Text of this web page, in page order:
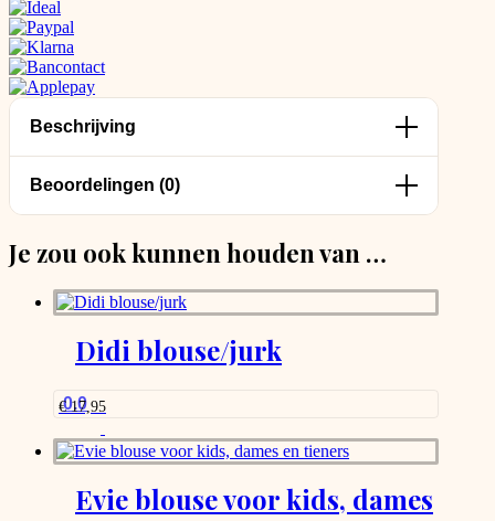
Beschrijving
Beoordelingen (0)
Je zou ook kunnen houden van …
Didi blouse/jurk
0.0
€17,95
Evie blouse voor kids, dames